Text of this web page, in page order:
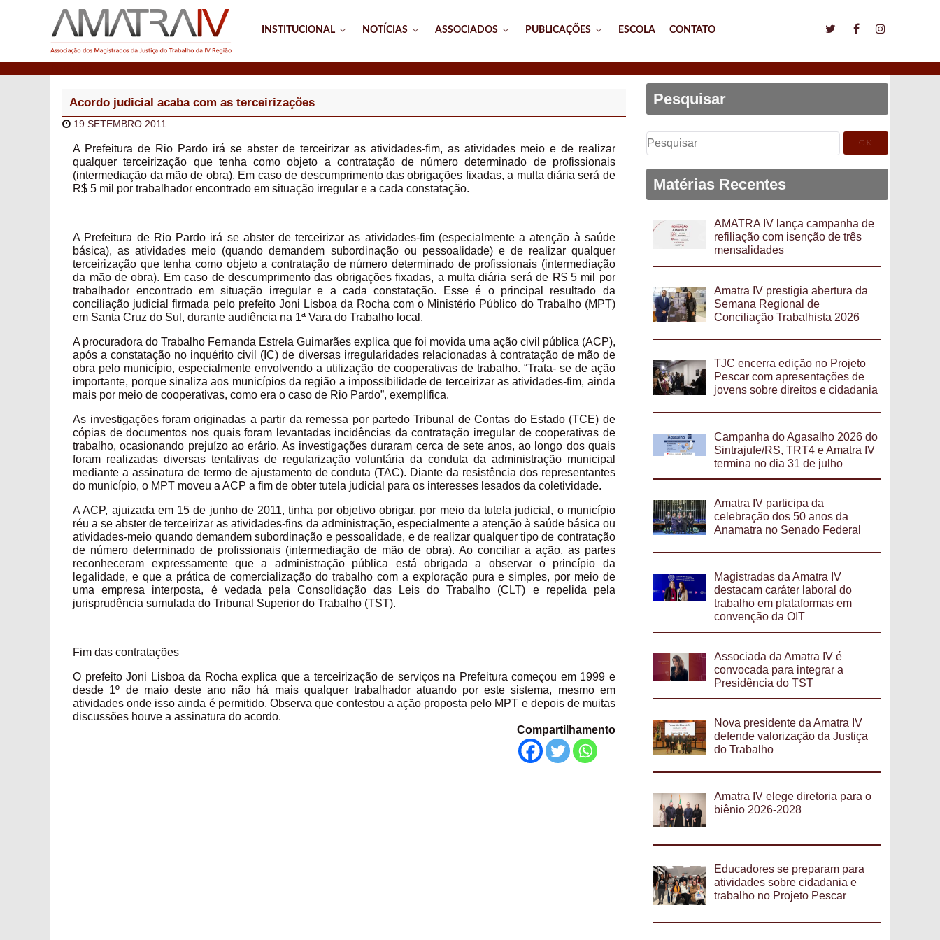
INSTITUCIONAL NOTÍCIAS ASSOCIADOS PUBLICAÇÕES ESCOLA CONTATO
Acordo judicial acaba com as terceirizações
19 SETEMBRO 2011
A Prefeitura de Rio Pardo irá se abster de terceirizar as atividades-fim, as atividades meio e de realizar
qualquer terceirização que tenha como objeto a contratação de número determinado de profissionais
(intermediação da mão de obra). Em caso de descumprimento das obrigações fixadas, a multa diária será de
R$ 5 mil por trabalhador encontrado em situação irregular e a cada constatação.
A Prefeitura de Rio Pardo irá se abster de terceirizar as atividades-fim (especialmente a atenção à saúde
básica), as atividades meio (quando demandem subordinação ou pessoalidade) e de realizar qualquer
terceirização que tenha como objeto a contratação de número determinado de profissionais (intermediação
da mão de obra). Em caso de descumprimento das obrigações fixadas, a multa diária será de R$ 5 mil por
trabalhador encontrado em situação irregular e a cada constatação. Esse é o principal resultado da
conciliação judicial firmada pelo prefeito Joni Lisboa da Rocha com o Ministério Público do Trabalho (MPT)
em Santa Cruz do Sul, durante audiência na 1ª Vara do Trabalho local.
A procuradora do Trabalho Fernanda Estrela Guimarães explica que foi movida uma ação civil pública (ACP),
após a constatação no inquérito civil (IC) de diversas irregularidades relacionadas à contratação de mão de
obra pelo município, especialmente envolvendo a utilização de cooperativas de trabalho. “Trata- se de ação
importante, porque sinaliza aos municípios da região a impossibilidade de terceirizar as atividades-fim, ainda
mais por meio de cooperativas, como era o caso de Rio Pardo”, exemplifica.
As investigações foram originadas a partir da remessa por partedo Tribunal de Contas do Estado (TCE) de
cópias de documentos nos quais foram levantadas incidências da contratação irregular de cooperativas de
trabalho, ocasionando prejuízo ao erário. As investigações duraram cerca de sete anos, ao longo dos quais
foram realizadas diversas tentativas de regularização voluntária da conduta da administração municipal
mediante a assinatura de termo de ajustamento de conduta (TAC). Diante da resistência dos representantes
do município, o MPT moveu a ACP a fim de obter tutela judicial para os interesses lesados da coletividade.
A ACP, ajuizada em 15 de junho de 2011, tinha por objetivo obrigar, por meio da tutela judicial, o município
réu a se abster de terceirizar as atividades-fins da administração, especialmente a atenção à saúde básica ou
atividades-meio quando demandem subordinação e pessoalidade, e de realizar qualquer tipo de contratação
de número determinado de profissionais (intermediação de mão de obra). Ao conciliar a ação, as partes
reconheceram expressamente que a administração pública está obrigada a observar o princípio da
legalidade, e que a prática de comercialização do trabalho com a exploração pura e simples, por meio de
uma empresa interposta, é vedada pela Consolidação das Leis do Trabalho (CLT) e repelida pela
jurisprudência sumulada do Tribunal Superior do Trabalho (TST).
Fim das contratações
O prefeito Joni Lisboa da Rocha explica que a terceirização de serviços na Prefeitura começou em 1999 e
desde 1º de maio deste ano não há mais qualquer trabalhador atuando por este sistema, mesmo em
atividades onde isso ainda é permitido. Observa que contestou a ação proposta pelo MPT e depois de muitas
discussões houve a assinatura do acordo.
Compartilhamento
Pesquisar
Pesquisar
por:
Matérias Recentes
AMATRA IV lança campanha de
refiliação com isenção de três
mensalidades
Amatra IV prestigia abertura da
Semana Regional de
Conciliação Trabalhista 2026
TJC encerra edição no Projeto
Pescar com apresentações de
jovens sobre direitos e cidadania
Campanha do Agasalho 2026 do
Sintrajufe/RS, TRT4 e Amatra IV
termina no dia 31 de julho
Amatra IV participa da
celebração dos 50 anos da
Anamatra no Senado Federal
Magistradas da Amatra IV
destacam caráter laboral do
trabalho em plataformas em
convenção da OIT
Associada da Amatra IV é
convocada para integrar a
Presidência do TST
Nova presidente da Amatra IV
defende valorização da Justiça
do Trabalho
Amatra IV elege diretoria para o
biênio 2026-2028
Educadores se preparam para
atividades sobre cidadania e
trabalho no Projeto Pescar